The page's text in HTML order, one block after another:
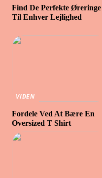
Find De Perfekte Øreringe
Til Enhver Lejlighed
VIDEN
Fordele Ved At Bære En
Oversized T Shirt